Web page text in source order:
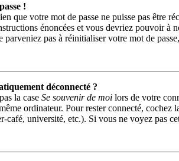
!
que votre mot de passe ne puisse pas être
énoncées et vous devriez pouvoir à
parveniez pas à réinitialiser votre mot de
déconnecté ?
la case Se souvenir de moi lors de votre
ordinateur. Pour rester connecté, cochez
café, université, etc.). Si vous ne voyez pas